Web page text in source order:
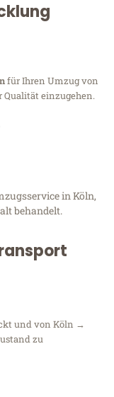
für Ihren Umzug von
Qualität einzugehen.
in Köln,
behandelt.
und von Köln →
zu